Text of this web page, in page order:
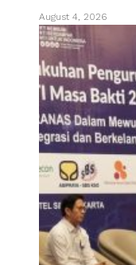
August 4, 2026